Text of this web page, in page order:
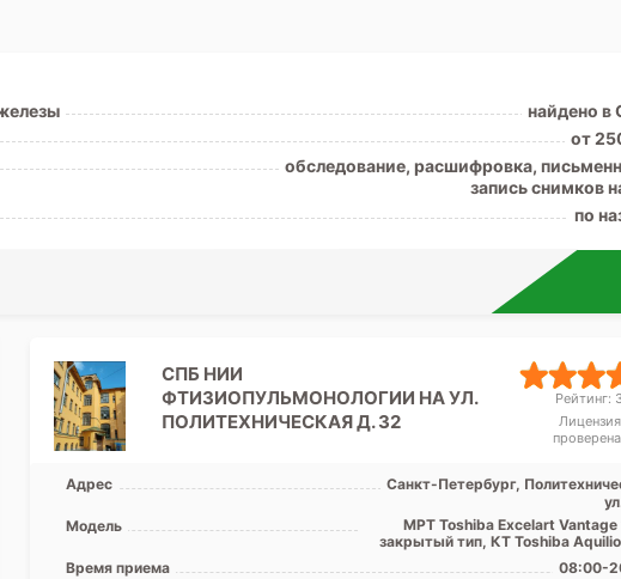
найдено в
от
обследование, расшифровка,
запись снимков
по
СПБ НИИ
ФТИЗИОПУЛЬМОНОЛОГИИ НА УЛ.
ПОЛИТЕХНИЧЕСКАЯ Д. 32
Рейтинг:
Лицензия
проверена
Адрес
Санкт-Петербург,
Модель
МРТ Toshiba Excelart Vantage
закрытый тип, КТ Toshiba
Время приема
08:00-